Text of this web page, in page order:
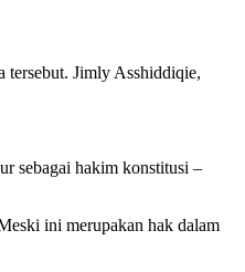
tersebut. Jimly Asshiddiqie,
sebagai hakim konstitusi –
ini merupakan hak dalam